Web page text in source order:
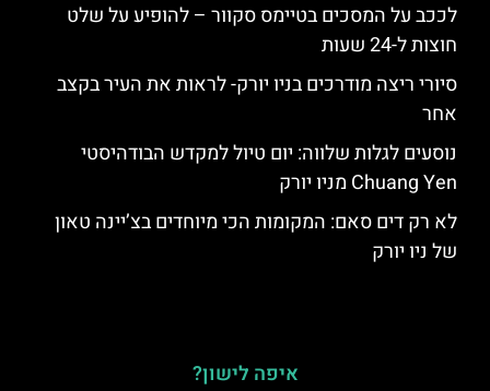
לככב על המסכים בטיימס סקוור – להופיע על שלט
חוצות ל-24 שעות
סיורי ריצה מודרכים בניו יורק- לראות את העיר בקצב
אחר
נוסעים לגלות שלווה: יום טיול למקדש הבודהיסטי
Chuang Yen מניו יורק
לא רק דים סאם: המקומות הכי מיוחדים בצ’יינה טאון
של ניו יורק
איפה לישון?